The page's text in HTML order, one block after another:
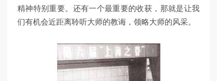
精神特别重要。还有一个最重要的收获，那就是让我
们有机会近距离聆听大师的教诲，领略大师的风采。